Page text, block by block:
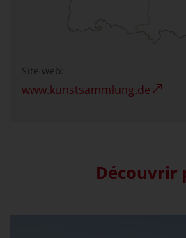
Site web:
www.kunstsammlung.de
Découvrir